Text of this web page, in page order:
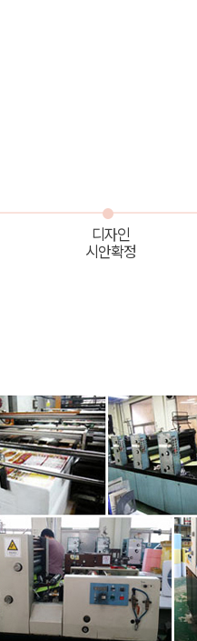
디자인
시안확정